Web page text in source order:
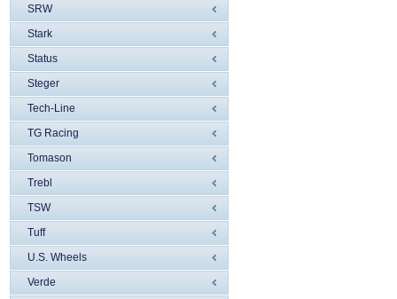
SRW
Stark
Status
Steger
Tech-Line
TG Racing
Tomason
Trebl
TSW
Tuff
U.S. Wheels
Verde